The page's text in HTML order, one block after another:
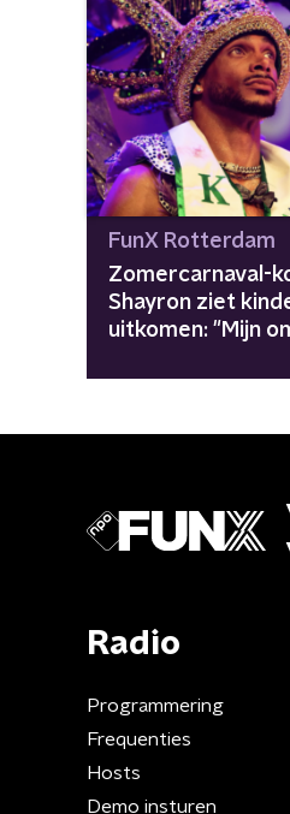
FunX Rotterdam
Zomercarnaval-
Shayron ziet
uitkomen: "Mijn
Radio
Programmering
Frequenties
Hosts
Demo insturen